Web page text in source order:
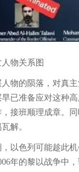
物关系图
物的陨落，对真
已准备应对这种
接班顺理成章。
解。
以色列可能趁此
年的黎以战争中